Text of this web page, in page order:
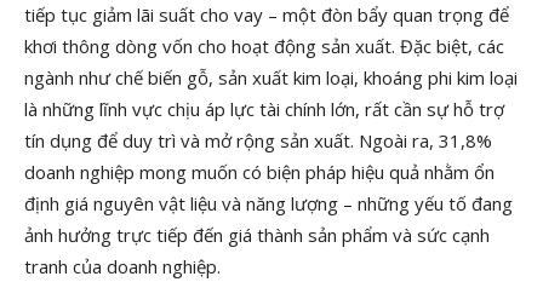
tiếp tục giảm lãi suất cho vay – một đòn bẩy quan trọng để
khơi thông dòng vốn cho hoạt động sản xuất. Đặc biệt, các
ngành như chế biến gỗ, sản xuất kim loại, khoáng phi kim loại
là những lĩnh vực chịu áp lực tài chính lớn, rất cần sự hỗ trợ
tín dụng để duy trì và mở rộng sản xuất. Ngoài ra, 31,8%
doanh nghiệp mong muốn có biện pháp hiệu quả nhằm ổn
định giá nguyên vật liệu và năng lượng – những yếu tố đang
ảnh hưởng trực tiếp đến giá thành sản phẩm và sức cạnh
tranh của doanh nghiệp.